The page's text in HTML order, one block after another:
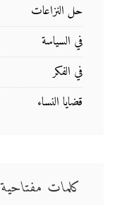
حل النزاعات
في السياسة
في الفكر
قضايا النساء
كلمات مفتاحية